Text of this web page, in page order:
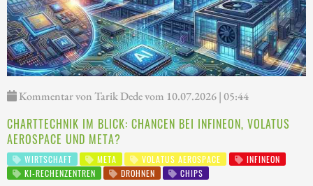
Kommentar von Tarik Dede vom 10.07.2026 | 05:44
CHARTTECHNIK IM BLICK: CHANCEN BEI INFINEON, VOLATUS
AEROSPACE UND META?
WIRTSCHAFT META VOLATUS AEROSPACE
INFINEON
KI-RECHENZENTREN
DROHNEN CHIPS